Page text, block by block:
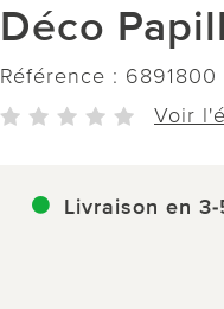
Déco
Référence : 6891800
Voir
Livraison en